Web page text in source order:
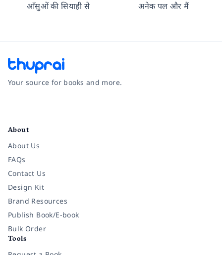
आँसुओं की सियाही से अनेक पल और मैं
Your source for books and more.
About
About Us
FAQs
Contact Us
Design Kit
Brand Resources
Publish Book/E-book
Bulk Order
Tools